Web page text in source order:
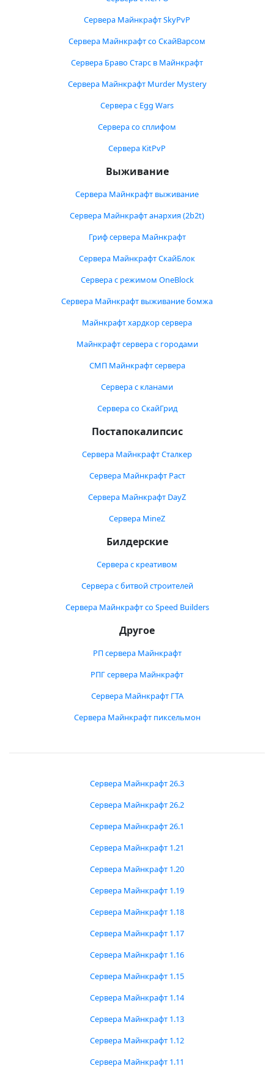
Сервера Майнкрафт SkyPvP
Сервера Майнкрафт со СкайВарсом
Сервера Браво Старс в Майнкрафт
Сервера Майнкрафт Murder Mystery
Сервера с Egg Wars
Сервера со сплифом
Сервера KitPvP
Выживание
Сервера Майнкрафт выживание
Сервера Майнкрафт анархия (2b2t)
Гриф сервера Майнкрафт
Сервера Майнкрафт СкайБлок
Сервера с режимом OneBlock
Сервера Майнкрафт выживание бомжа
Майнкрафт хардкор сервера
Майнкрафт сервера с городами
СМП Майнкрафт сервера
Сервера с кланами
Сервера со СкайГрид
Постапокалипсис
Сервера Майнкрафт Сталкер
Сервера Майнкрафт Раст
Сервера Майнкрафт DayZ
Сервера MineZ
Билдерские
Сервера с креативом
Сервера с битвой строителей
Сервера Майнкрафт со Speed Builders
Другое
РП сервера Майнкрафт
РПГ сервера Майнкрафт
Сервера Майнкрафт ГТА
Сервера Майнкрафт пиксельмон
Сервера Майнкрафт 26.3
Сервера Майнкрафт 26.2
Сервера Майнкрафт 26.1
Сервера Майнкрафт 1.21
Сервера Майнкрафт 1.20
Сервера Майнкрафт 1.19
Сервера Майнкрафт 1.18
Сервера Майнкрафт 1.17
Сервера Майнкрафт 1.16
Сервера Майнкрафт 1.15
Сервера Майнкрафт 1.14
Сервера Майнкрафт 1.13
Сервера Майнкрафт 1.12
Сервера Майнкрафт 1.11